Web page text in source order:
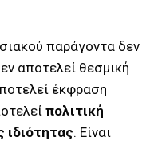
παράγοντα δεν
αποτελεί θεσμική
έκφραση
πολιτική
. Είναι